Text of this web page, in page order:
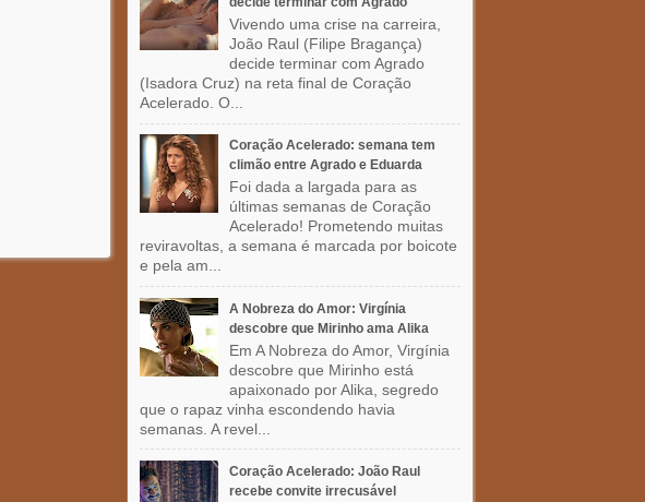
Vivendo uma crise na carreira,
João Raul (Filipe Bragança)
decide terminar com Agrado
(Isadora Cruz) na reta final de Coração
Acelerado. O...
Coração Acelerado: semana tem
climão entre Agrado e Eduarda
Foi dada a largada para as
últimas semanas de Coração
Acelerado! Prometendo muitas
reviravoltas, a semana é marcada por boicote
e pela am...
A Nobreza do Amor: Virgínia
descobre que Mirinho ama Alika
Em A Nobreza do Amor, Virgínia
descobre que Mirinho está
apaixonado por Alika, segredo
que o rapaz vinha escondendo havia
semanas. A revel...
Coração Acelerado: João Raul
recebe convite irrecusável